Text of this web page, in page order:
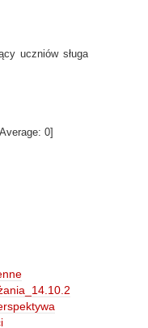
uczniów sługa
Average: 0]